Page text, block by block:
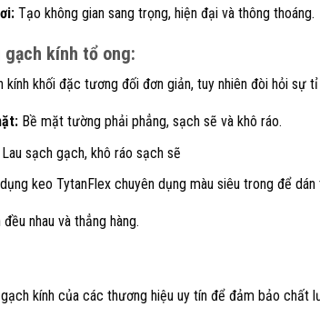
Tạo không gian sang trọng, hiện đại và thông thoáng.
kính tổ ong:
kính khối đặc tương đối đơn giản, tuy nhiên đòi hỏi sự
Bề mặt tường phải phẳng, sạch sẽ và khô ráo.
Lau sạch gạch, khô ráo sạch sẽ
keo TytanFlex chuyên dụng màu siêu trong để
nhau và thẳng hàng.
kính của các thương hiệu uy tín để đảm bảo chất